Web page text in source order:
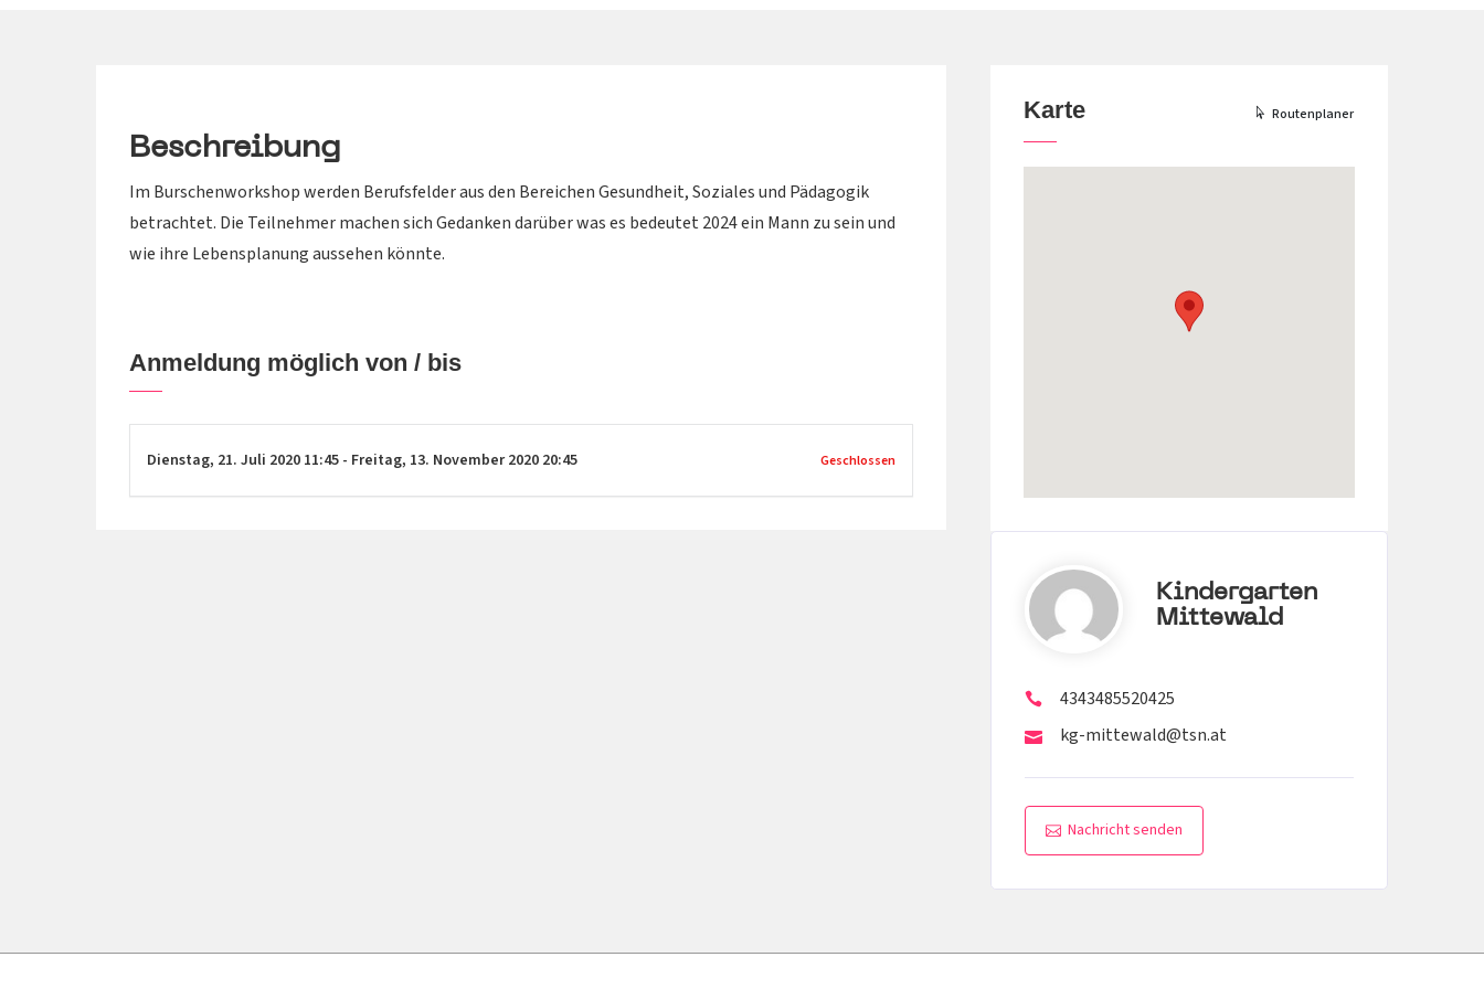
Beschreibung
Im Burschenworkshop werden Berufsfelder aus den Bereichen Gesundheit, Soziales und Pädagogik
betrachtet. Die Teilnehmer machen sich Gedanken darüber was es bedeutet 2024 ein Mann zu sein und
wie ihre Lebensplanung aussehen könnte.
Anmeldung möglich von / bis
Dienstag, 21. Juli 2020 11:45 - Freitag, 13. November 2020 20:45 Geschlossen
Karte Routenplaner
Kindergarten
Mittewald
4343485520425
kg-mittewald@tsn.at
Nachricht senden